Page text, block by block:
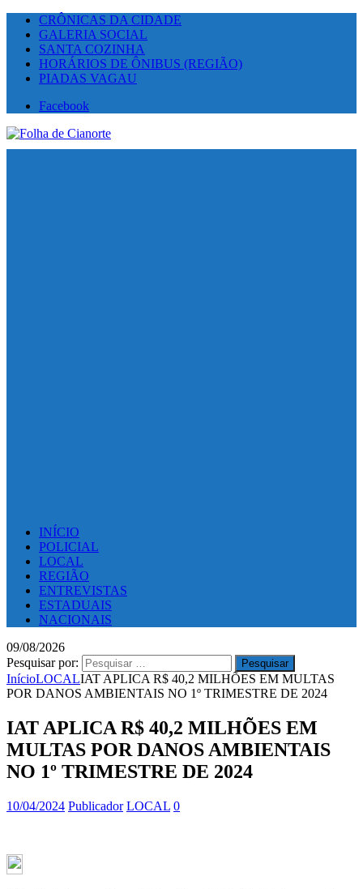
CRÔNICAS DA CIDADE
GALERIA SOCIAL
SANTA COZINHA
HORÁRIOS DE ÔNIBUS (REGIÃO)
PIADAS VAGAU
Facebook
INÍCIO
POLICIAL
LOCAL
REGIÃO
ENTREVISTAS
ESTADUAIS
NACIONAIS
09/08/2026
Pesquisar por:
InícioLOCALIAT APLICA R$ 40,2 MILHÕES EM MULTAS
POR DANOS AMBIENTAIS NO 1º TRIMESTRE DE 2024
IAT APLICA R$ 40,2 MILHÕES EM
MULTAS POR DANOS AMBIENTAIS
NO 1º TRIMESTRE DE 2024
10/04/2024 Publicador LOCAL 0